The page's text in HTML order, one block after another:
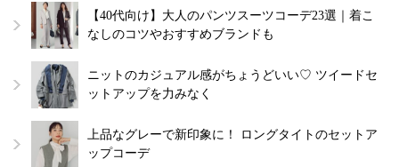
【40代向け】大人のパンツスーツコーデ23選｜着こ
なしのコツやおすすめブランドも
ニットのカジュアル感がちょうどいい♡ ツイードセ
ットアップを力みなく
上品なグレーで新印象に！ ロングタイトのセットア
ップコーデ